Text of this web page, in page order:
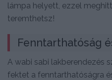
lámpa helyett, ezzel
teremthetsz!
Fenntarthatóság
A wabi sabi lakberendezés
fektet a fenntarthatóságra